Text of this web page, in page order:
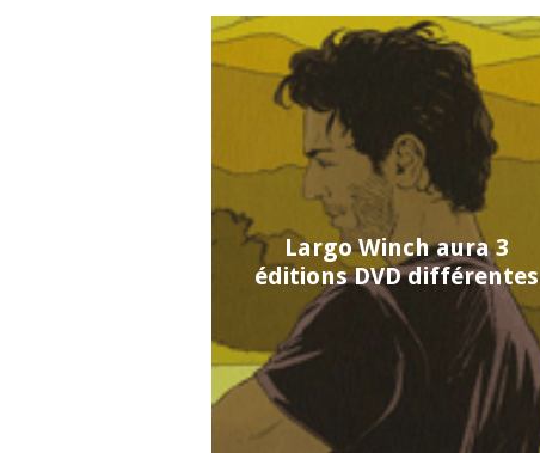
Largo Winch aura 3
éditions DVD différentes